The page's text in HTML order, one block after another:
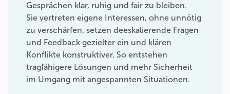
Gesprächen klar, ruhig und fair zu bleiben.
Sie vertreten eigene Interessen, ohne unnötig
zu verschärfen, setzen deeskalierende Fragen
und Feedback gezielter ein und klären
Konflikte konstruktiver. So entstehen
tragfähigere Lösungen und mehr Sicherheit
im Umgang mit angespannten Situationen.